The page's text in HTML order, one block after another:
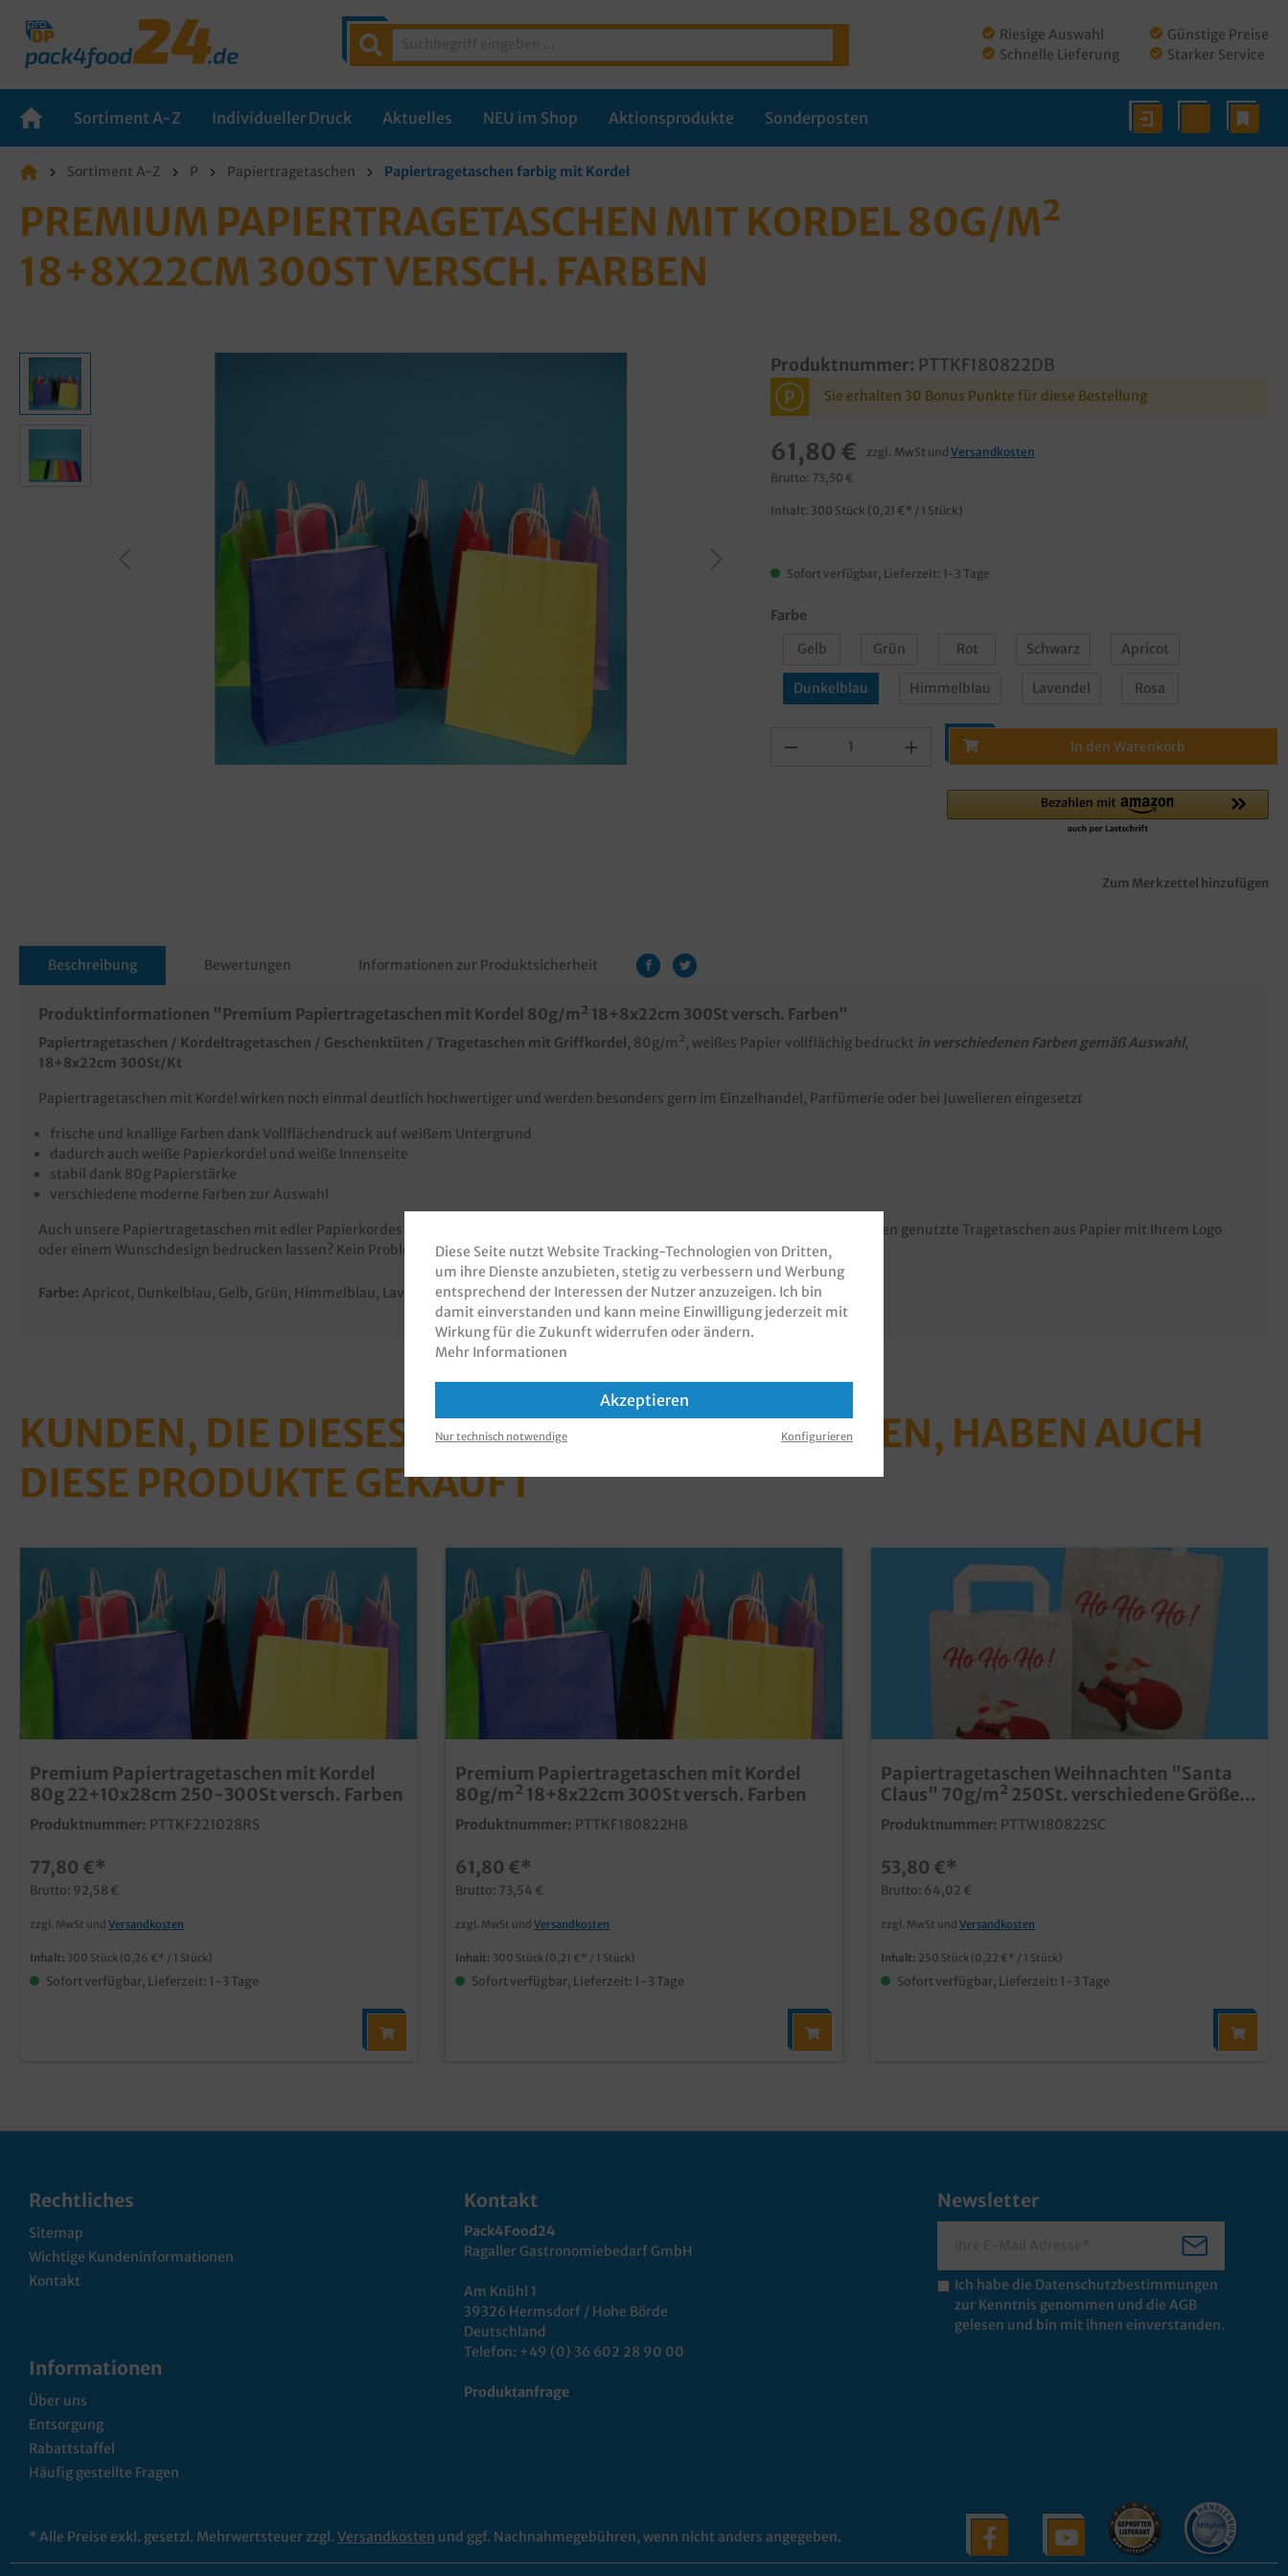
Riesige Auswahl
Schnelle Lieferung
Günstige Preise
Starker Service
Sortiment A-Z Individueller Druck Aktuelles NEU im Shop Aktionsprodukte Sonderposten
Sortiment A-Z P Papiertragetaschen Papiertragetaschen farbig mit Kordel
PREMIUM PAPIERTRAGETASCHEN MIT KORDEL 80G/M²
18+8X22CM 300ST VERSCH. FARBEN
Produktnummer: PTTKF180822DB
P Sie erhalten 30 Bonus Punkte für diese Bestellung
61,80 € zzgl. MwSt und Versandkosten
Brutto: 73,50 €
Inhalt: 300 Stück (0,21 €* / 1 Stück)
Sofort verfügbar, Lieferzeit: 1-3 Tage
Farbe
Gelb
Grün Rot Schwarz Apricot
Dunkelblau Himmelblau Lavendel Rosa
In den Warenkorb
Zum Merkzettel hinzufügen
Beschreibung Bewertungen Informationen zur Produktsicherheit
Produktinformationen "Premium Papiertragetaschen mit Kordel 80g/m² 18+8x22cm 300St versch. Farben"
Papiertragetaschen / Kordeltragetaschen / Geschenktüten / Tragetaschen mit Griffkordel , 80g/m², weißes Papier vollflächig bedruckt in verschiedenen Farben gemäß Auswahl,
18+8x22cm 300St/Kt
Papiertragetaschen mit Kordel wirken noch einmal deutlich hochwertiger und werden besonders gern im Einzelhandel, Parfümerie oder bei Juwelieren eingesetzt
frische und knallige Farben dank Vollflächendruck auf weißem Untergrund
dadurch auch weiße Papierkordel und weiße Innenseite
stabil dank 80g Papierstärke
verschiedene moderne Farben zur Auswahl
Auch unsere Papiertragetaschen mit edler Papierkordes sind ab 5000 Stück natürlich individuell bedruckbar. Sie möchten von Ihnen genutzte Tragetaschen aus Papier mit Ihrem Logo
oder einem Wunschdesign bedrucken lassen? Kein Problem, senden Sie uns einfach eine Druckanfrage.
Farbe: Apricot , Dunkelblau , Gelb , Grün , Himmelblau , Lavendel, Rosa, Rot, Schwarz
KUNDEN, DIE DIESES PRODUKT GEKAUFT HABEN, HABEN AUCH
DIESE PRODUKTE GEKAUFT
Premium Papiertragetaschen mit Kordel
80g 22+10x28cm 250-300St versch. Farben
Produktnummer: PTTKF221028RS
77,80 €*
Brutto: 92,58 €
zzgl. MwSt undVersandkosten
Inhalt: 300 Stück (0,26 €* / 1 Stück)
Sofort verfügbar, Lieferzeit: 1-3 Tage
Premium Papiertragetaschen mit Kordel
80g/m² 18+8x22cm 300St versch. Farben
Produktnummer: PTTKF180822HB
61,80 €*
Brutto: 73,54 €
zzgl. MwSt undVersandkosten
Inhalt: 300 Stück (0,21 €* / 1 Stück)
Sofort verfügbar, Lieferzeit: 1-3 Tage
Papiertragetaschen Weihnachten "Santa
Claus" 70g/m² 250St. verschiedene Größen
wählbar
Produktnummer: PTTW180822SC
53,80 €*
Brutto: 64,02 €
zzgl. MwSt undVersandkosten
Inhalt: 250 Stück (0,22 €* / 1 Stück)
Sofort verfügbar, Lieferzeit: 1-3 Tage
Rechtliches
Sitemap
Wichtige Kundeninformationen
Kontakt
Informationen
Über uns
Entsorgung
Rabattstaffel
Häufig gestellte Fragen
Kontakt
Pack4Food24
Ragaller Gastronomiebedarf GmbH
Am Knühl 1
39326 Hermsdorf / Hohe Börde
Deutschland
Telefon: +49 (0) 36 602 28 90 00
Produktanfrage
Newsletter
Ich habe die Datenschutzbestimmungen
zur Kenntnis genommen und die AGB
gelesen und bin mit ihnen einverstanden.
* Alle Preise exkl. gesetzl. Mehrwertsteuer zzgl. Versandkosten und ggf. Nachnahmegebühren, wenn nicht anders angegeben.
Diese Seite nutzt Website Tracking-Technologien von Dritten,
um ihre Dienste anzubieten, stetig zu verbessern und Werbung
entsprechend der Interessen der Nutzer anzuzeigen. Ich bin
damit einverstanden und kann meine Einwilligung jederzeit mit
Wirkung für die Zukunft widerrufen oder ändern.
Mehr Informationen
Akzeptieren
Nur technisch notwendige Konfigurieren